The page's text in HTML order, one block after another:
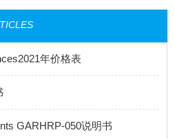
年价格表
GARHRP-050说明书